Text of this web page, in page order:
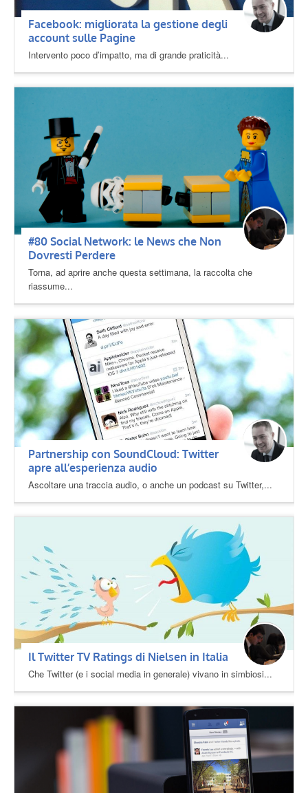
Facebook: migliorata la gestione degli
account sulle Pagine
Intervento poco d’impatto, ma di grande praticità...
#80 Social Network: le News che Non
Dovresti Perdere
Torna, ad aprire anche questa settimana, la raccolta che
riassume...
Partnership con SoundCloud: Twitter
apre all’esperienza audio
Ascoltare una traccia audio, o anche un podcast su Twitter,...
Il Twitter TV Ratings di Nielsen in Italia
Che Twitter (e i social media in generale) vivano in simbiosi...